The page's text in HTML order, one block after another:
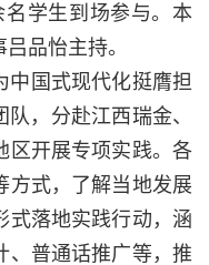
名学生到场参与。本
品怡主持。
中国式现代化挺膺担
，分赴江西瑞金、
区开展专项实践。各
方式，了解当地发展
式落地实践行动，涵
、普通话推广等，推